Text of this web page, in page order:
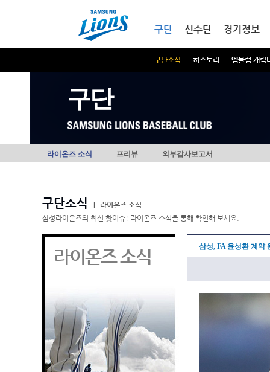
구단
구단소식 히스토리 엠블럼 캐릭
선수단 경기정보
구단
라이온즈 소식 프리뷰 외부감사보고서
구단소식
라이온즈 소식
삼성라이온즈의 최신 핫이슈! 라이온즈 소식을 통해 확인해 보세요.
라이온즈 소식 삼성, FA 윤성환 계약